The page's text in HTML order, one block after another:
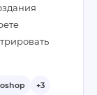
+3